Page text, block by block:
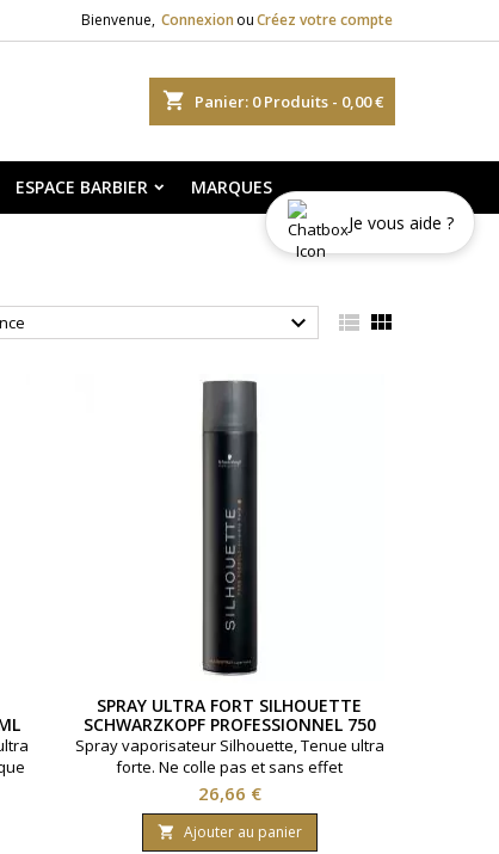
Bienvenue, Connexion ouCréez votre compte
shopping_cart Panier: 0Produits - 0,00 €
ESPACE BARBIER MARQUES
  
SPRAY ULTRA FORT SILHOUETTE
SCHWARZKOPF PROFESSIONNEL 750
ML
Spray vaporisateur Silhouette, Tenue ultra
forte. Ne colle pas et sans effet
alourdissant. Marque Schwarzkopf.
Contenance : 750ml
Prix
26,66 €
 Ajouter au panier
Je vous aide ?